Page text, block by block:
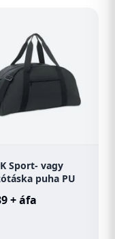
Sport- vagy
puha PU
+ áfa